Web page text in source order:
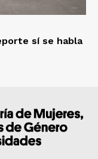
sí se habla